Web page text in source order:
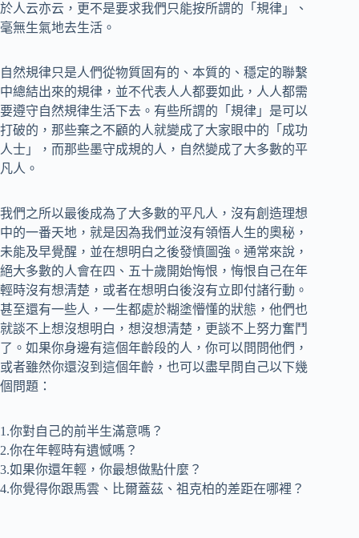
於人云亦云，更不是要求我們只能按所謂的「規律」、
毫無生氣地去生活。
自然規律只是人們從物質固有的、本質的、穩定的聯繫
中總結出來的規律，並不代表人人都要如此，人人都需
要遵守自然規律生活下去。有些所謂的「規律」是可以
打破的，那些棄之不顧的人就變成了大家眼中的「成功
人士」，而那些墨守成規的人，自然變成了大多數的平
凡人。
我們之所以最後成為了大多數的平凡人，沒有創造理想
中的一番天地，就是因為我們並沒有領悟人生的奧秘，
未能及早覺醒，並在想明白之後發憤圖強。通常來說，
絕大多數的人會在四、五十歲開始悔恨，悔恨自己在年
輕時沒有想清楚，或者在想明白後沒有立即付諸行動。
甚至還有一些人，一生都處於糊塗懵懂的狀態，他們也
就談不上想沒想明白，想沒想清楚，更談不上努力奮鬥
了。如果你身邊有這個年齡段的人，你可以問問他們，
或者雖然你還沒到這個年齡，也可以盡早問自己以下幾
個問題：
1.你對自己的前半生滿意嗎？
2.你在年輕時有遺憾嗎？
3.如果你還年輕，你最想做點什麼？
4.你覺得你跟馬雲、比爾蓋茲、祖克柏的差距在哪裡？